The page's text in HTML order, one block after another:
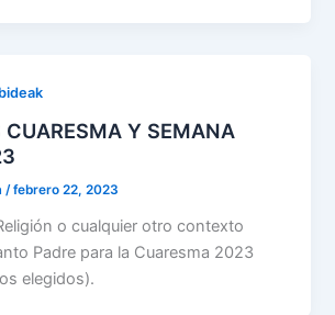
CUARESMA Y SEMANA
/febrero 22, 2023
o cualquier otro contexto
Padre para la Cuaresma 2023
elegidos).